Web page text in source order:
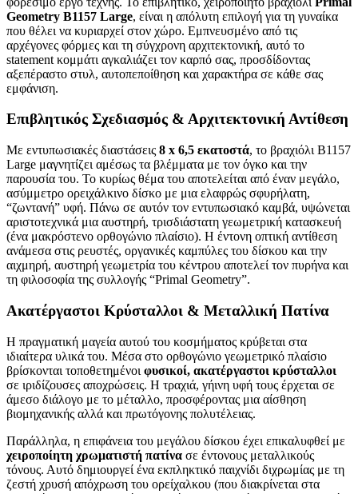
Geometry B1157 Large, είναι η απόλυτη επιλογή για τη γυναίκα
που θέλει να κυριαρχεί στον χώρο. Εμπνευσμένο από τις
αρχέγονες φόρμες και τη σύγχρονη αρχιτεκτονική, αυτό το
statement κομμάτι αγκαλιάζει τον καρπό σας, προσδίδοντας
αξεπέραστο στυλ, αυτοπεποίθηση και χαρακτήρα σε κάθε σας
εμφάνιση.
Επιβλητικός Σχεδιασμός & Αρχιτεκτονική Αντίθεση
Με εντυπωσιακές διαστάσεις 8 x 6,5 εκατοστά, το βραχιόλι B1157
Large μαγνητίζει αμέσως τα βλέμματα με τον όγκο και την
παρουσία του. Το κυρίως θέμα του αποτελείται από έναν μεγάλο,
ασύμμετρο ορειχάλκινο δίσκο με μια ελαφρώς σφυρήλατη,
“ζωντανή” υφή. Πάνω σε αυτόν τον εντυπωσιακό καμβά, υψώνεται
αριστοτεχνικά μια αυστηρή, τρισδιάστατη γεωμετρική κατασκευή
(ένα μακρόστενο ορθογώνιο πλαίσιο). Η έντονη οπτική αντίθεση
ανάμεσα στις ρευστές, οργανικές καμπύλες του δίσκου και την
αιχμηρή, αυστηρή γεωμετρία του κέντρου αποτελεί τον πυρήνα και
τη φιλοσοφία της συλλογής “Primal Geometry”.
Ακατέργαστοι Κρύσταλλοι & Μεταλλική Πατίνα
Η πραγματική μαγεία αυτού του κοσμήματος κρύβεται στα
ιδιαίτερα υλικά του. Μέσα στο ορθογώνιο γεωμετρικό πλαίσιο
βρίσκονται τοποθετημένοι φυσικοί, ακατέργαστοι κρύσταλλοι
σε ιριδίζουσες αποχρώσεις. Η τραχιά, γήινη υφή τους έρχεται σε
άμεσο διάλογο με το μέταλλο, προσφέροντας μια αίσθηση
βιομηχανικής αλλά και πρωτόγονης πολυτέλειας.
Παράλληλα, η επιφάνεια του μεγάλου δίσκου έχει επικαλυφθεί με
χειροποίητη χρωματιστή πατίνα σε έντονους μεταλλικούς
τόνους. Αυτό δημιουργεί ένα εκπληκτικό παιχνίδι διχρωμίας με τη
ζεστή χρυσή απόχρωση του ορείχαλκου (που διακρίνεται στα